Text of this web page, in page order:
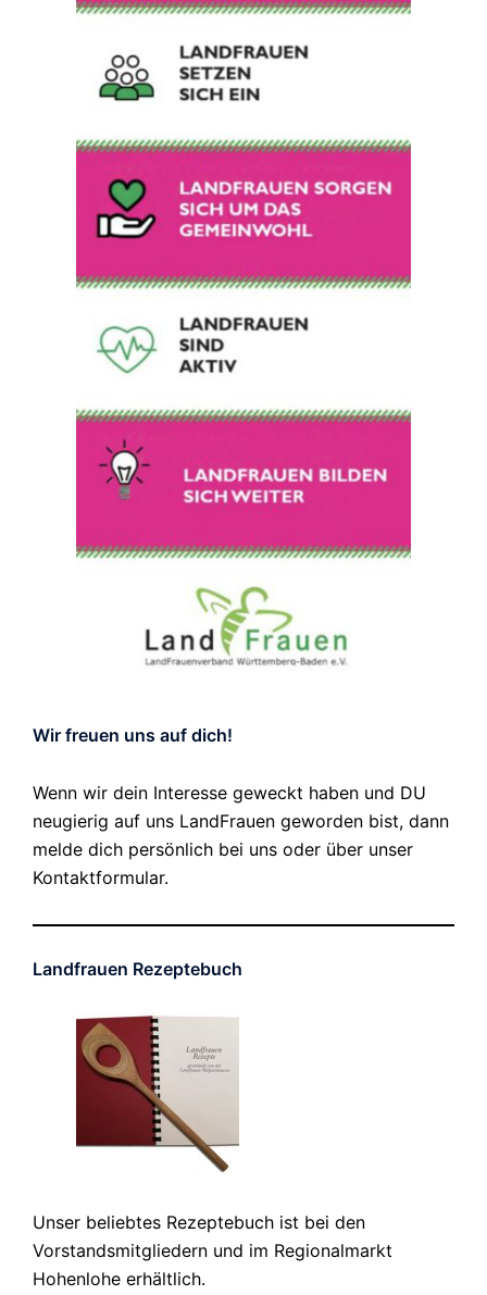
Wir freuen uns auf dich!
Wenn wir dein Interesse geweckt haben und DU
neugierig auf uns LandFrauen geworden bist, dann
melde dich persönlich bei uns oder über unser
Kontaktformular.
Landfrauen Rezeptebuch
Unser beliebtes Rezeptebuch ist bei den
Vorstandsmitgliedern und im Regionalmarkt
Hohenlohe erhältlich.